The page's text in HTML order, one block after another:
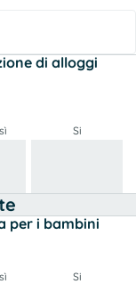
di alloggi
Si
per i bambini
Si